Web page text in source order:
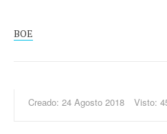
BOE
Creado: 24 Agosto 2018 Visto: